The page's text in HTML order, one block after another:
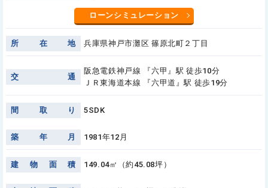
ローンシミュレーション
所 在 地 兵庫県神戸市灘区 篠原北町２丁目
交 通
阪急電鉄神戸線 『六甲』駅 徒歩10分
ＪＲ東海道本線 『六甲道』駅 徒歩19分
間 取 り 5SDK
築 年 月 1981年12月
建 物 面 積 149.04㎡（約45.08坪）